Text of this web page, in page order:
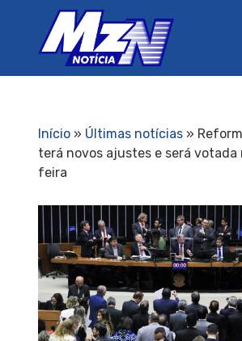
Início» Últimas notícias»
terá novos ajustes e será
feira